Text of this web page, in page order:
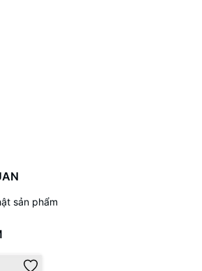
sản phẩm